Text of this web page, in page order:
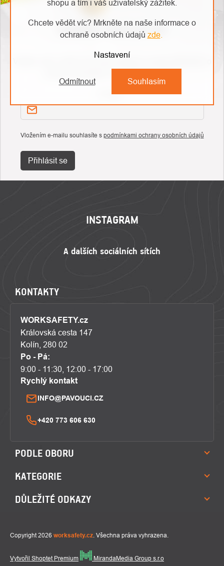
shopu a tím i váš uživatelský zážitek.
Chcete vědět víc? Mrkněte na naše informace o
ochraně osobních údajů zde.
Nastavení
Odmítnout Souhlasím
ODEBÍRAT NEWSLETTER
E-mail
Vložením e-mailu souhlasíte s podmínkami ochrany osobních údajů
Přihlásit se
INSTAGRAM
KONTAKTY
WORKSAFETY.cz
Královská cesta 147
Kolín, 280 02
Po - Pá:
9:00 - 11:30, 12:00 - 17:00
Rychlý kontakt
INFO@PAVOUCI.CZ
+420 773 606 630
PODLE OBORU
KATEGORIE
DŮLEŽITÉ ODKAZY
Vytvořil Shoptet Premium MirandaMedia Group s.r.o
Copyright 2026 worksafety.cz. Všechna práva vyhrazena.